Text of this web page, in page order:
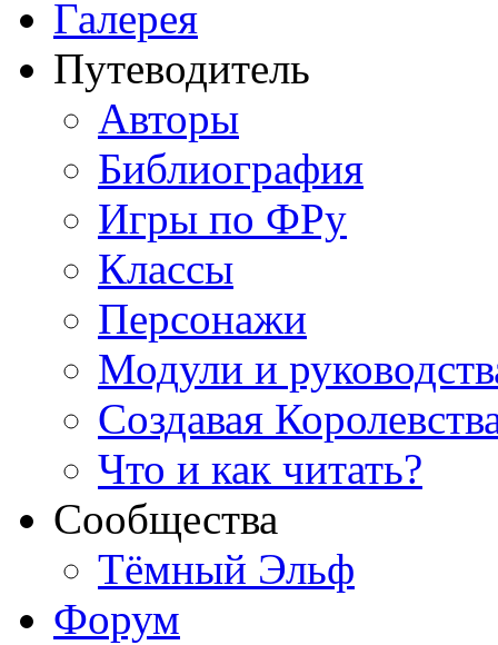
Галерея
Путеводитель
Авторы
Библиография
Игры по ФРу
Классы
Персонажи
Модули и
Создавая
Что и как читать?
Сообщества
Тёмный Эльф
Форум